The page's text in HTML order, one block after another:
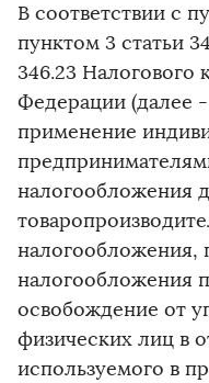
В соответствии с
пунктом 3 статьи
346.23 Налогового
Федерации (далее
применение
налогообложения
налогообложения,
налогообложения
освобождение от
физических лиц в
используемого в